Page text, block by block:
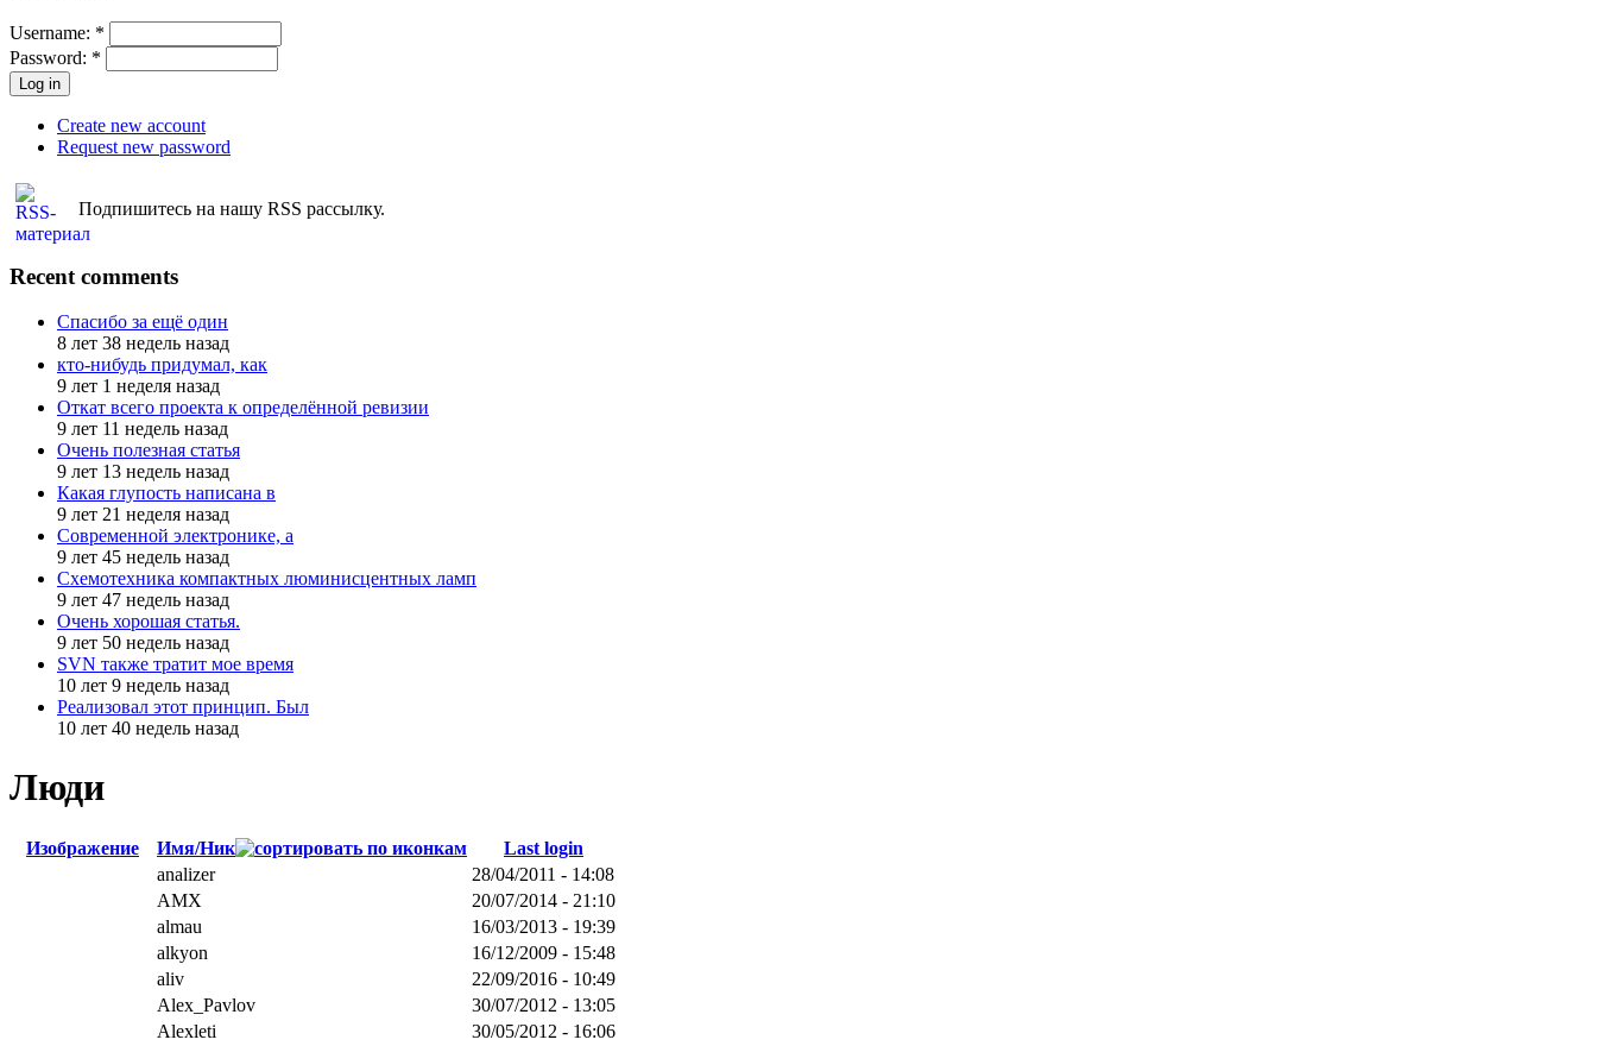
Username: *
Password: *
Create new account
Request new password
Подпишитесь на нашу RSS рассылку.
Recent comments
Спасибо за ещё один
8 лет 38 недель назад
кто-нибудь придумал, как
9 лет 1 неделя назад
Откат всего проекта к определённой ревизии
9 лет 11 недель назад
Очень полезная статья
9 лет 13 недель назад
Какая глупость написана в
9 лет 21 неделя назад
Современной электронике, а
9 лет 45 недель назад
Схемотехника компактных люминисцентных ламп
9 лет 47 недель назад
Очень хорошая статья.
9 лет 50 недель назад
SVN также тратит мое время
10 лет 9 недель назад
Реализовал этот принцип. Был
10 лет 40 недель назад
Люди
Изображение Имя/Ник
Last login
analizer
28/04/2011 - 14:08
AMX
20/07/2014 - 21:10
almau
16/03/2013 - 19:39
alkyon
16/12/2009 - 15:48
aliv
22/09/2016 - 10:49
Alex_Pavlov
30/07/2012 - 13:05
Alexleti
30/05/2012 - 16:06